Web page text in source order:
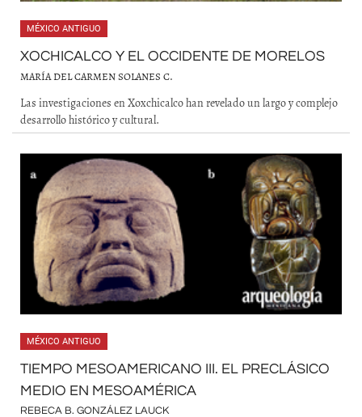
MÉXICO ANTIGUO
XOCHICALCO Y EL OCCIDENTE DE MORELOS
MARÍA DEL CARMEN SOLANES C.
Las investigaciones en Xoxchicalco han revelado un largo y complejo
desarrollo histórico y cultural.
MÉXICO ANTIGUO
TIEMPO MESOAMERICANO III. EL PRECLÁSICO
MEDIO EN MESOAMÉRICA
REBECA B. GONZÁLEZ LAUCK